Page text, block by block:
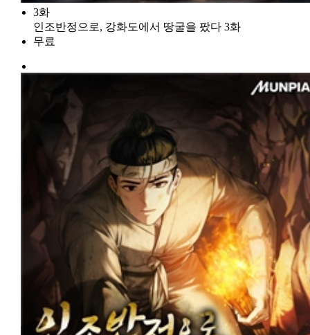
3화
인조반정으로, 강화도에서 땅굴을 팠다 3화
무료